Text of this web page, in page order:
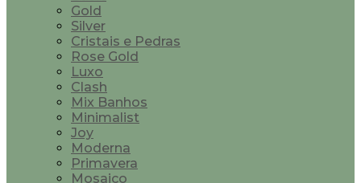
Gold
Silver
Cristais e Pedras
Rose Gold
Luxo
Clash
Mix Banhos
Minimalist
Joy
Moderna
Primavera
Mosaico